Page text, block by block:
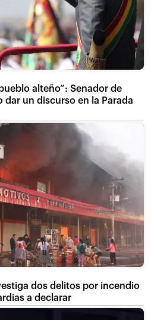
alteño”: Senador de
dar un discurso en la Parada
dos delitos por incendio
a declarar